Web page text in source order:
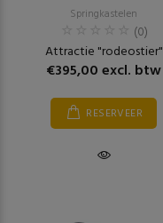
Springkastelen
(0)
Attractie "rodeostier"
€395,00 excl. btw
RESERVEER